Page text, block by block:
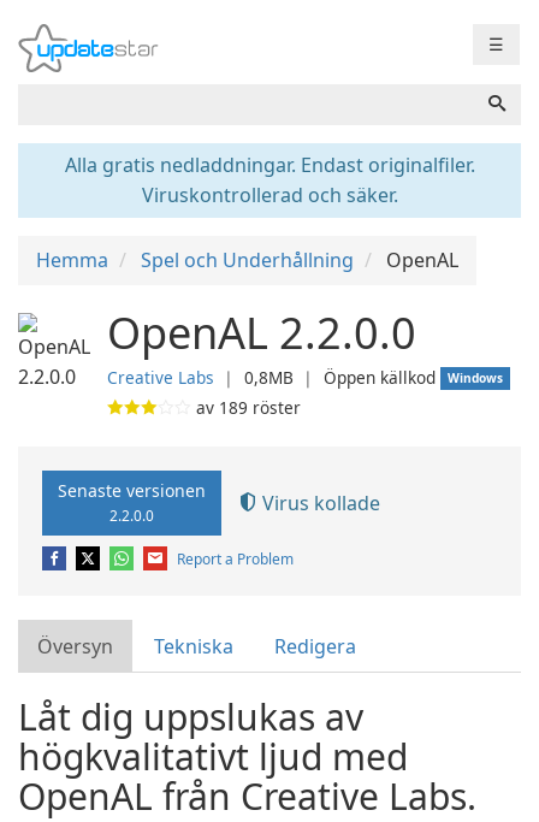
☰
Alla gratis nedladdningar. Endast originalfiler.
Viruskontrollerad och säker.
Hemma Spel och Underhållning OpenAL
OpenAL 2.2.0.0
Creative Labs ❘ 0,8MB ❘ Öppen källkod Windows
av 189 röster
Senaste versionen
2.2.0.0 Virus kollade
Report a Problem
Översyn Tekniska Redigera
Låt dig uppslukas av
högkvalitativt ljud med
OpenAL från Creative Labs.